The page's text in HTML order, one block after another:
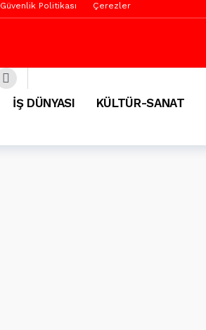
Güvenlik Politikası Çerezler
İŞ DÜNYASI KÜLTÜR-SANAT